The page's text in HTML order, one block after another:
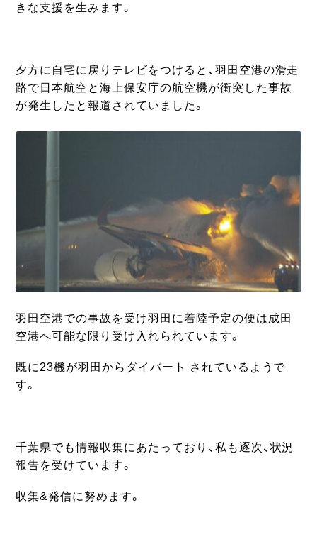
きな支援を生みます。
夕方に自宅に戻りテレビをつけると、羽田空港の滑走
路で日本航空と海上保安庁の航空機が衝突した事故
が発生したと報道されていました。
羽田空港での事故を受け羽田に着陸予定の便は成田
空港へ可能な限り受け入れられています。
既に23機が羽田からダイバート されているようで
す。
千葉県でも情報収集にあたっており、私も逐次、状況
報告を受けています。
収集&発信に努めます。